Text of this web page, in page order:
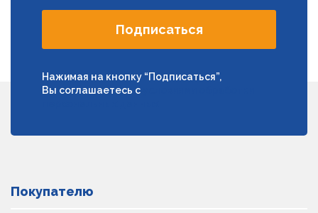
Подписаться
Нажимая на кнопку “Подписаться”,
Вы соглашаетесь с
Покупателю